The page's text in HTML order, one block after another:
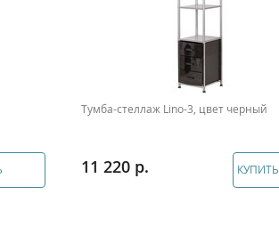
Тумба-стеллаж Lino-3, цвет черный
11 220 КУПИТЬ